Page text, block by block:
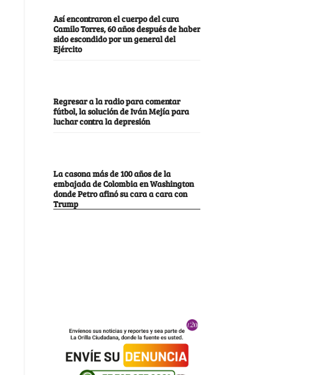
Así encontraron el cuerpo del cura
Camilo Torres, 60 años después de haber
sido escondido por un general del
Ejército
Regresar a la radio para comentar
fútbol, la solución de Iván Mejía para
luchar contra la depresión
La casona más de 100 años de la
embajada de Colombia en Washington
donde Petro afinó su cara a cara con
Trump